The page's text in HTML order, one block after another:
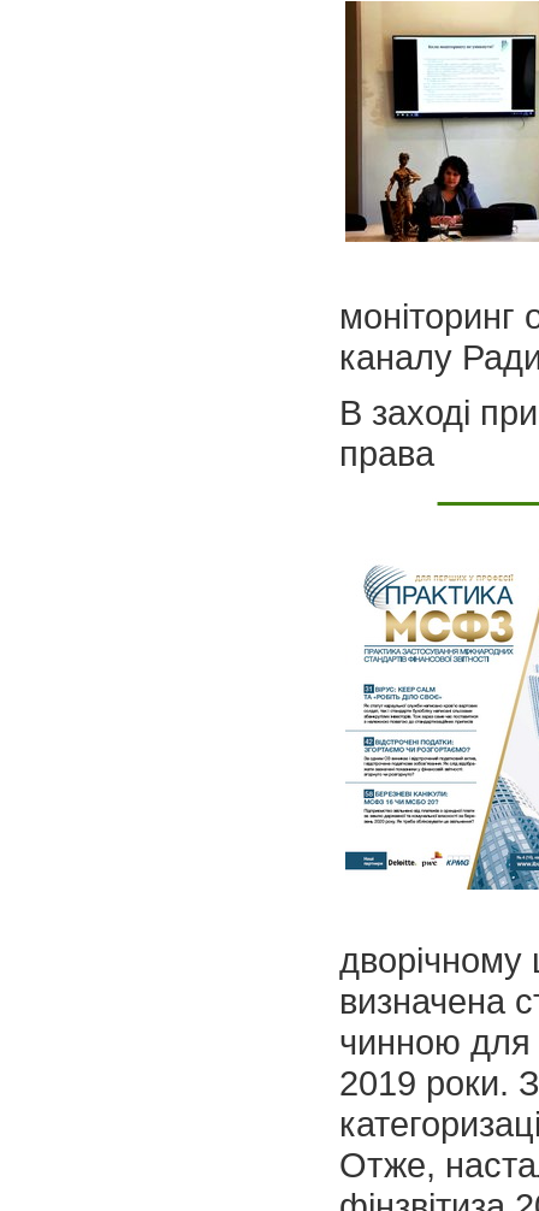
моніторинг
каналу Ради
В заході
права
дворічному
визначена
чинною для
2019 роки.
Отже,